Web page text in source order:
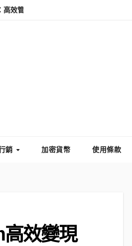
的線上隱私與數據安全 怎麼讓
銷 加密貨幣 使用條款
效變現